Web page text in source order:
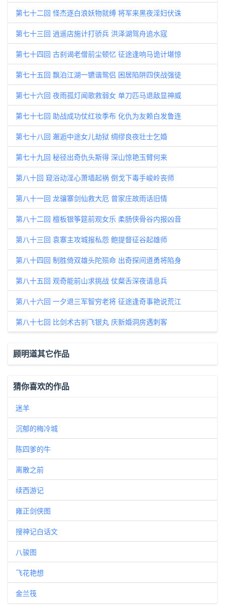
第七十二回 怪杰逐白浪妖物就缚 将军来黑夜淫妇伏诛
第七十三回 逍遥店施计打骄兵 洪泽湖驾舟追水寇
第七十四回 古刹谒老僧前尘顿忆 征途逢响马诡计堪惊
第七十五回 飘泊江湖一镳谐鸳侣 困居陷阱四侠战强徒
第七十六回 夜雨孤灯闻歌救弱女 单刀匹马退敌显神威
第七十七回 助战成功仗红妆季布 化仇为友赖白发鲁连
第七十八回 邂逅中途女儿劫狱 绸缪良夜壮士乞婚
第七十九回 秘径出奇仇头斯得 深山惊艳玉臂何来
第八十回 窥浴动淫心萧墙起祸 倒戈下毒手峻岭丧师
第八十一回 龙骧寨剑仙救大厄 曾家庄故雨话旧情
第八十二回 檀板银筝筵前观女乐 柔肠侠骨谷内报凶音
第八十三回 袁寨主攻城报私怨 鲍提督征谷起雄师
第八十四回 制胜倚双雄头陀殒命 出奇探间道勇将陷身
第八十五回 观奇能前山求挑战 仗粲舌深夜请息兵
第八十六回 一夕退三军智穷老将 征途逢奇事艳说荒江
第八十七回 比剑术古刹飞银丸 庆新婚洞房遇刺客
顾明道其它作品
猜你喜欢的作品
迷羊
沉郁的梅冷城
陈四爹的牛
离散之前
续西游记
雍正剑侠图
搜神记白话文
八骏图
飞花艳想
金兰筏